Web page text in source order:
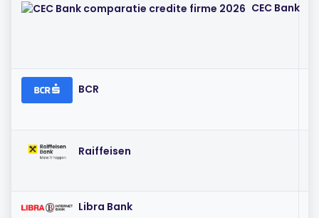
CEC Bank
BCR
Raiffeisen
Libra Bank